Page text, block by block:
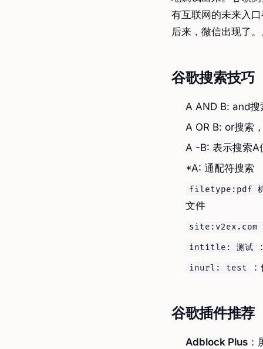
有互联网的未来入
后来，微信出现了
谷歌搜索技巧
A AND B: and搜
A OR B: or搜索
A -B: 表示搜索A
*A: 通配符搜索
filetype:pdf 机
文件
site:v2ex.com
intitle: 测试
inurl: test
谷歌插件推荐
Adblock Plus